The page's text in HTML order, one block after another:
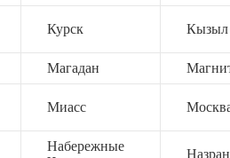
Курск Кызыл
Магадан
Миасс
Набережные